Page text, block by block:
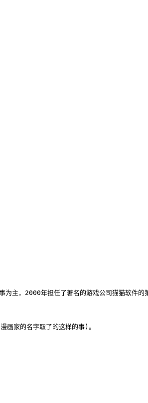
为主，2000年担任了著名的游戏公司猫猫
画家的名字取了的这样的事)。